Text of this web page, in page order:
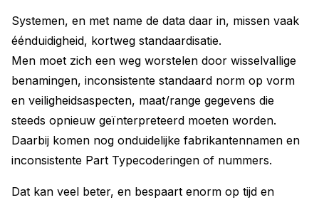
Systemen, en met name de data daar in, missen vaak
éénduidigheid, kortweg standaardisatie.
Men moet zich een weg worstelen door wisselvallige
benamingen, inconsistente standaard norm op vorm
en veiligheidsaspecten, maat/range gegevens die
steeds opnieuw geïnterpreteerd moeten worden.
Daarbij komen nog onduidelijke fabrikantennamen en
inconsistente Part Typecoderingen of nummers.
Dat kan veel beter, en bespaart enorm op tijd en